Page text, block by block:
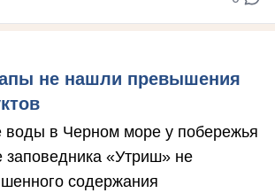
не нашли превышения
воды в Черном море у побережья
«Утриш» не
содержания